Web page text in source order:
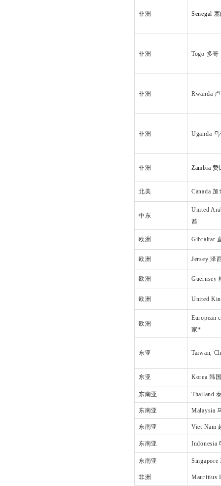
非洲 Senegal
非洲 Togo 多哥
非洲 Rwanda
非洲 Uganda
非洲 Zambia 赞
北美 Canada 加
中东
United
酋
欧洲 Gibraltar
欧洲 Jersey 泽
欧洲 Guernsey
欧洲 United
欧洲
European
家*
东亚 Taiwan,
东亚 Korea 韩
东南亚 Thailand
东南亚 Malaysia
东南亚 Viet Nam
东南亚 Indonesia
东南亚 Singapore
非洲 Mauritius